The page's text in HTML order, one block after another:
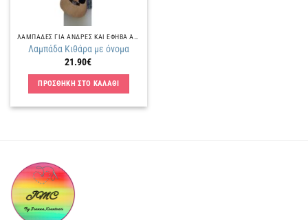
Λαμπάδα Κιθάρα με όνομα
21.90€
ΠΡΟΣΘΗΚΗ ΣΤΟ ΚΑΛΑΘΙ